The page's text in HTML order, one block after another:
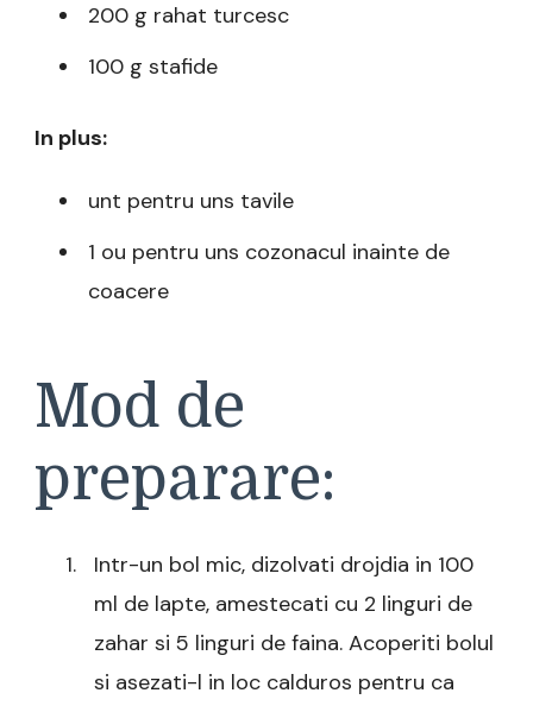
200 g rahat turcesc
100 g stafide
In plus:
unt pentru uns tavile
1 ou pentru uns cozonacul inainte de
coacere
Mod de
preparare:
Intr-un bol mic, dizolvati drojdia in 100
ml de lapte, amestecati cu 2 linguri de
zahar si 5 linguri de faina. Acoperiti bolul
si asezati-l in loc calduros pentru ca